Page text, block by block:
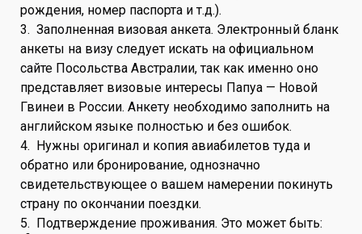
рождения, номер паспорта и т.д.).
3. Заполненная визовая анкета. Электронный бланк
анкеты на визу следует искать на официальном
сайте Посольства Австралии, так как именно оно
представляет визовые интересы Папуа — Новой
Гвинеи в России. Анкету необходимо заполнить на
английском языке полностью и без ошибок.
4. Нужны оригинал и копия авиабилетов туда и
обратно или бронирование, однозначно
свидетельствующее о вашем намерении покинуть
страну по окончании поездки.
5. Подтверждение проживания. Это может быть: